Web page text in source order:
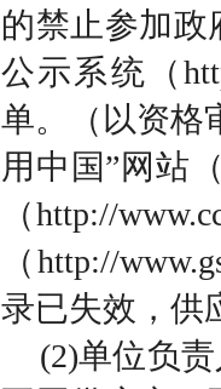
的禁止参加
公示系统（
单。（以资格
用中国”网站
（http://
（http://
录已失效，供
(2)单位负